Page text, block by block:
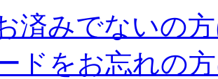
済みでないの
ドをお忘れの